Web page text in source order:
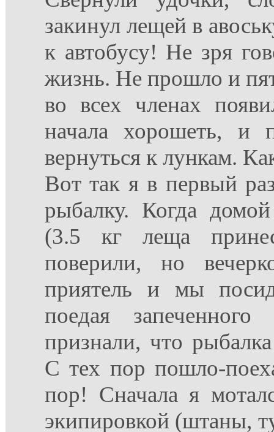
закинул лещей в
к автобусу! Не зря
жизнь. Не прошло и
во всех членах
начала хорошеть, и
вернуться к лункам.
Вот так я в первый
рыбалку. Когда
(3.5 кг леща
поверили, но
приятель и мы
поедая
признали, что
С тех пор пошло-
пор! Сначала я
экипировкой (штаны,